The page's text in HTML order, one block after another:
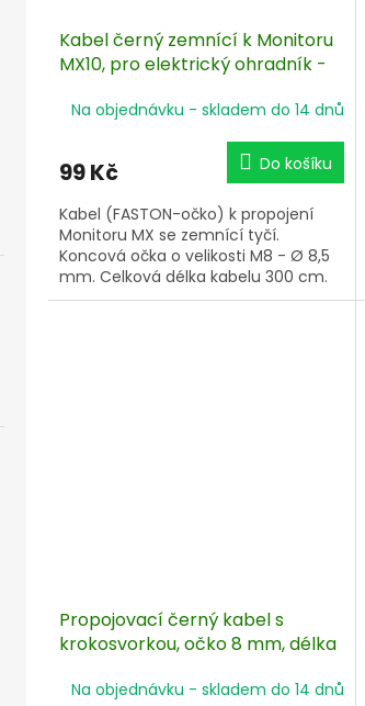
Kabel černý zemnící k Monitoru
MX10, pro elektrický ohradník -
Na objednávku - skladem do 14 dnů
99 Kč Do košíku
Kabel (FASTON-očko) k propojení
Monitoru MX se zemnící tyčí.
Koncová očka o velikosti M8 - Ø 8,5
mm. Celková délka kabelu 300 cm.
Propojovací černý kabel s
krokosvorkou, očko 8 mm, délka
Na objednávku - skladem do 14 dnů